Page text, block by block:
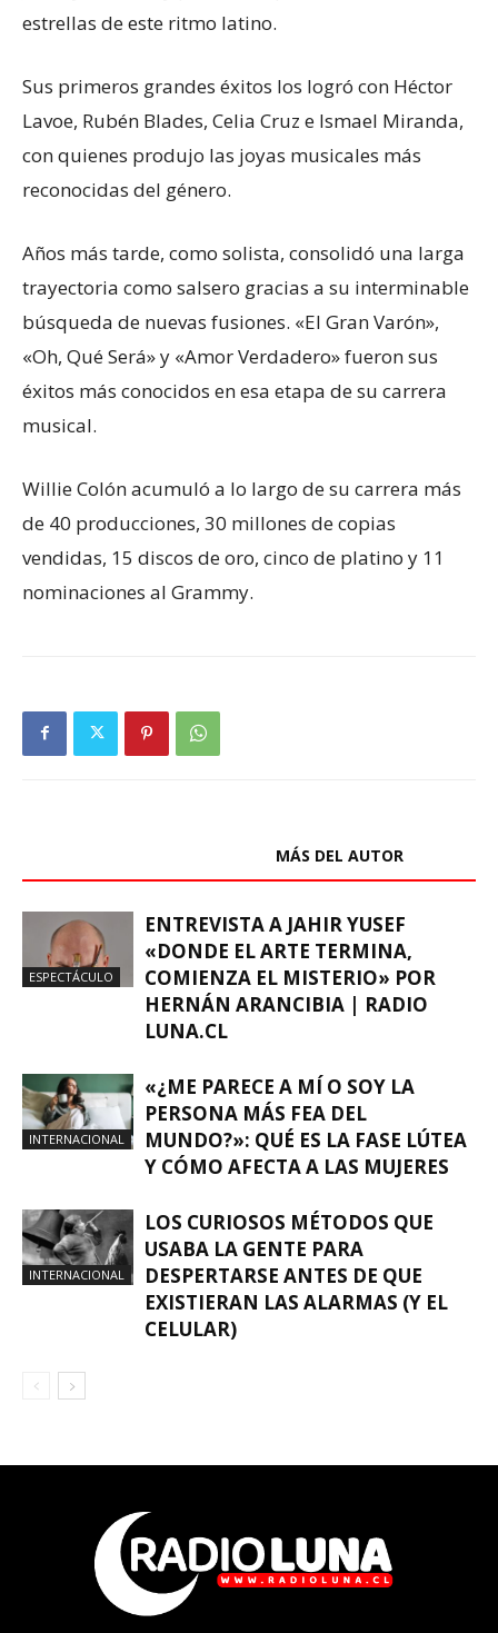
estrellas de este ritmo latino.
Sus primeros grandes éxitos los logró con Héctor
Lavoe, Rubén Blades, Celia Cruz e Ismael Miranda,
con quienes produjo las joyas musicales más
reconocidas del género.
Años más tarde, como solista, consolidó una larga
trayectoria como salsero gracias a su interminable
búsqueda de nuevas fusiones. «El Gran Varón»,
«Oh, Qué Será» y «Amor Verdadero» fueron sus
éxitos más conocidos en esa etapa de su carrera
musical.
Willie Colón acumuló a lo largo de su carrera más
de 40 producciones, 30 millones de copias
vendidas, 15 discos de oro, cinco de platino y 11
nominaciones al Grammy.
MÁS DEL AUTOR
ESPECTÁCULO
ENTREVISTA A JAHIR YUSEF
«DONDE EL ARTE TERMINA,
COMIENZA EL MISTERIO» POR
HERNÁN ARANCIBIA | RADIO
LUNA.CL
INTERNACIONAL
«¿ME PARECE A MÍ O SOY LA
PERSONA MÁS FEA DEL
MUNDO?»: QUÉ ES LA FASE LÚTEA
Y CÓMO AFECTA A LAS MUJERES
INTERNACIONAL
LOS CURIOSOS MÉTODOS QUE
USABA LA GENTE PARA
DESPERTARSE ANTES DE QUE
EXISTIERAN LAS ALARMAS (Y EL
CELULAR)